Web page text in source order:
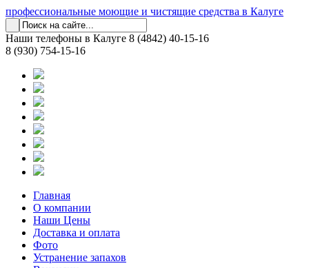
профессиональные моющие и чистящие средства в Калуге
Наши телефоны в Калуге 8 (4842) 40-15-16
8 (930) 754-15-16
Главная
О компании
Наши Цены
Доставка и оплата
Фото
Устранение запахов